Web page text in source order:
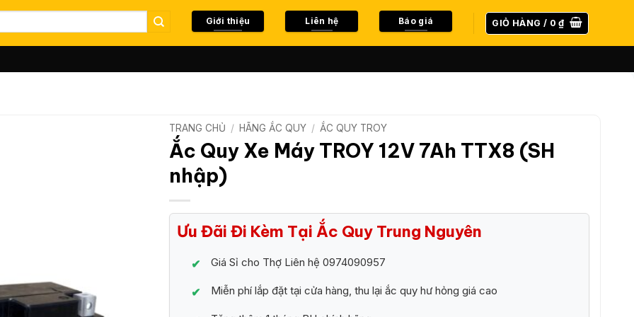
Giới thiệu Liên hệ Báo giá GIỎ HÀNG / 0₫
TRANG CHỦ / HÃNG ẮC QUY / ẮC QUY TROY
Ắc Quy Xe Máy TROY 12V 7Ah TTX8 (SH
nhập)
Ưu Đãi Đi Kèm Tại Ắc Quy Trung Nguyên
Giá Sỉ cho Thợ Liên hệ 0974090957
Miễn phí lắp đặt tại cửa hàng, thu lại ắc quy hư hỏng giá cao